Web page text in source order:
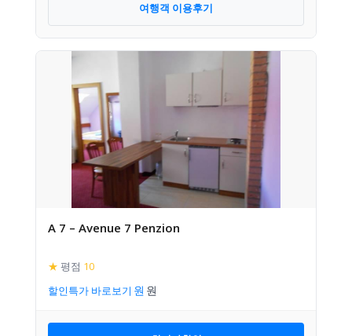
여행객 이용후기
A 7 – Avenue 7 Penzion
★ 평점 10
할인특가 바로보기